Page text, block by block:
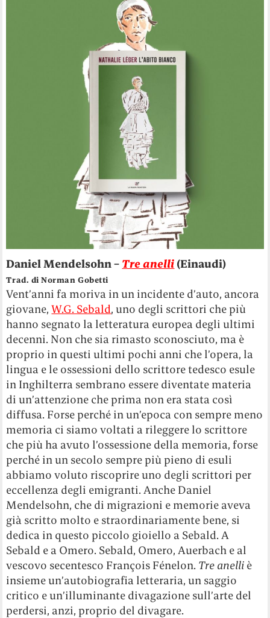
Daniel Mendelsohn – Tre anelli (Einaudi)
Trad. di Norman Gobetti
Vent’anni fa moriva in un incidente d’auto, ancora
giovane,W.G. Sebald, uno degli scrittori che più
hanno segnato la letteratura europea degli ultimi
decenni. Non che sia rimasto sconosciuto, ma è
proprio in questi ultimi pochi anni che l’opera, la
lingua e le ossessioni dello scrittore tedesco esule
in Inghilterra sembrano essere diventate materia
di un’attenzione che prima non era stata così
diffusa. Forse perché in un’epoca con sempre meno
memoria ci siamo voltati a rileggere lo scrittore
che più ha avuto l’ossessione della memoria, forse
perché in un secolo sempre più pieno di esuli
abbiamo voluto riscoprire uno degli scrittori per
eccellenza degli emigranti. Anche Daniel
Mendelsohn, che di migrazioni e memorie aveva
già scritto molto e straordinariamente bene, si
dedica in questo piccolo gioiello a Sebald. A
Sebald e a Omero. Sebald, Omero, Auerbach e al
vescovo secentesco François Fénelon. Tre anelli è
insieme un’autobiografia letteraria, un saggio
critico e un’illuminante divagazione sull’arte del
perdersi, anzi, proprio del divagare.